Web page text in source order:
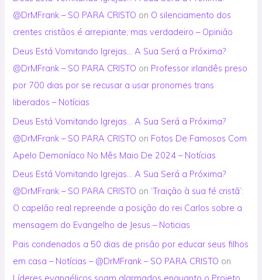
@DrMFrank – SO PARA CRISTO on O silenciamento dos
crentes cristãos é arrepiante, mas verdadeiro – Opinião
Deus Está Vomitando Igrejas… A Sua Será a Próxima?
@DrMFrank – SO PARA CRISTO on Professor irlandês preso
por 700 dias por se recusar a usar pronomes trans
liberados – Notícias
Deus Está Vomitando Igrejas… A Sua Será a Próxima?
@DrMFrank – SO PARA CRISTO on Fotos De Famosos Com
Apelo Demoníaco No Mês Maio De 2024 – Notícias
Deus Está Vomitando Igrejas… A Sua Será a Próxima?
@DrMFrank – SO PARA CRISTO on ‘Traição à sua fé cristã’:
O capelão real repreende a posição do rei Carlos sobre a
mensagem do Evangelho de Jesus – Noticias
Pais condenados a 50 dias de prisão por educar seus filhos
em casa – Notícias – @DrMFrank – SO PARA CRISTO on